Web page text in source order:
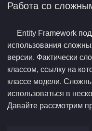
Работа со
Entity Framework
использования
версии. Фактически
классом, ссылку на
классе модели.
использоваться в
Давайте рассмотрим